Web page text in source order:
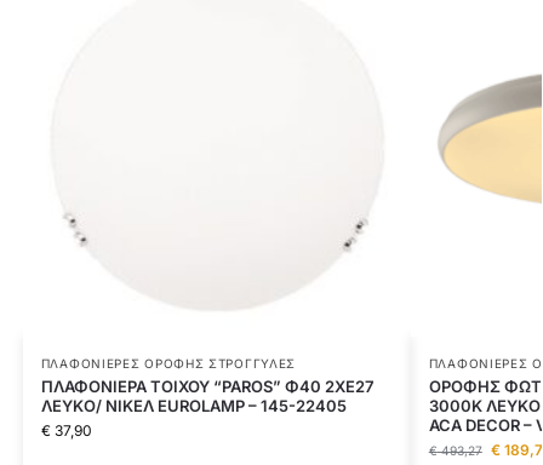
ΠΛΑΦΟΝΙΈΡΕΣ ΟΡΟΦΉΣ ΣΤΡΟΓΓΥΛΈΣ
ΠΛΑΦΟΝΙΕΡΑ ΤΟΙΧΟΥ “PAROS” Φ40 2ΧΕ27
ΛΕΥΚΟ/ ΝΙΚΕΛ EUROLAMP – 145-22405
€37,90
ΠΛΑΦΟΝΙΈΡΕΣ
ΟΡΟΦΗΣ
3000K ΛΕΥΚΟ
ACA DECOR –
€493,27 €